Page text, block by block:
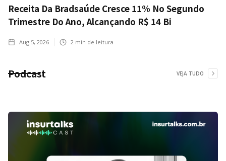
Receita Da Bradsaúde Cresce 11% No Segundo
Trimestre Do Ano, Alcançando R$ 14 Bi
Aug 5, 2026 2 min de leitura
Podcast VEJA TUDO